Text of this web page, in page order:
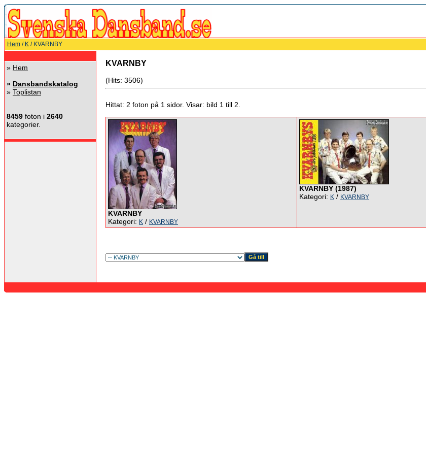
Hem / K / KVARNBY
» Hem
» Dansbandskatalog
» Toplistan
8459 foton i 2640
kategorier.
KVARNBY
(Hits: 3506)
Hittat: 2 foton på 1 sidor. Visar: bild 1 till 2.
KVARNBY
Kategori: K / KVARNBY
KVARNBY (1987)
Kategori: K / KVARNBY